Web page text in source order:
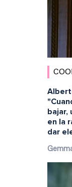
bajar,
en la
dar